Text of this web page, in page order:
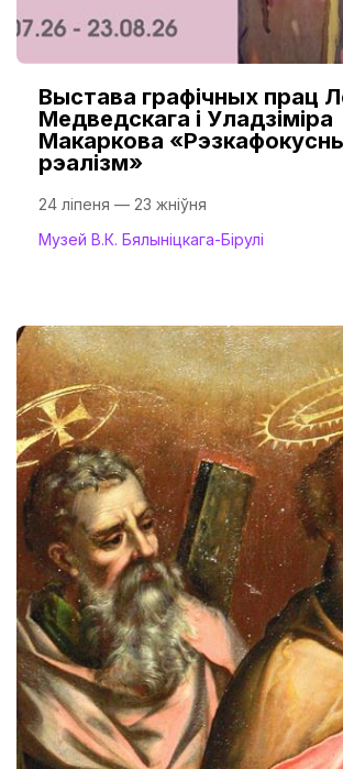
Выстава графічных прац
Медведскага і Уладзіміра
Макаркова
рэалізм»
24 ліпеня — 23 жніўня
Музей В.К. Бялыніцкага-Бірулі